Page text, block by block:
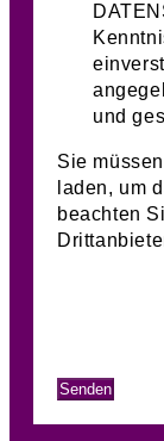
und
Sie
laden, um
beachten
Senden